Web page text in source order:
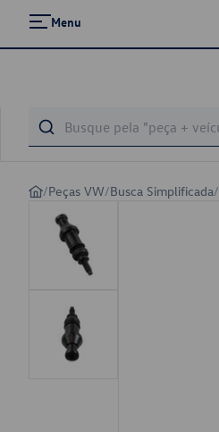
Menu
/Peças VW/Busca Simplificada/